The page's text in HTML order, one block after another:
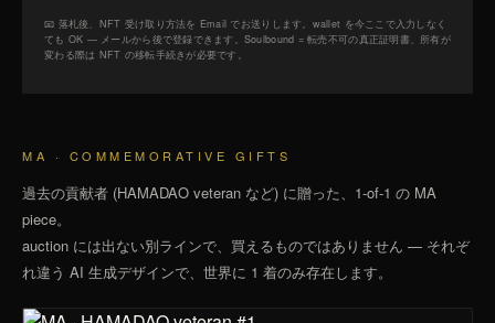
📧 落札後、NFT 受け取り方法を Email でお送りします。wallet を今ここで入力しなく
ても OK — メールから後で登録できます。Soulbound = 転売不可の真正証明書、所有が
変わる際は NFT の移転手続きが必要です。
MA · COMMEMORATIVE GIFTS
過去の貢献者 (HAMADAO veteran など) に贈った、1-of-1 の MA
piece。
auction には出ない別ラインで、買えるものではありません — それぞ
れ違う AI 生成デザインで、世界に 1 着のみ存在します。